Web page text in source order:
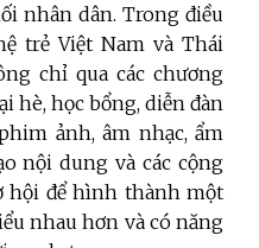
nhân dân. Trong điều
trẻ Việt Nam và Thái
chỉ qua các chương
hè, học bổng, diễn đàn
ảnh, âm nhạc, ẩm
nội dung và các cộng
hội để hình thành một
nhau hơn và có năng